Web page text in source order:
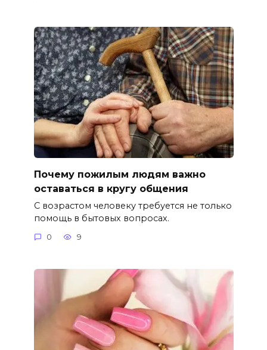
Почему пожилым людям важно
оставаться в кругу общения
С возрастом человеку требуется не только
помощь в бытовых вопросах.
0 9